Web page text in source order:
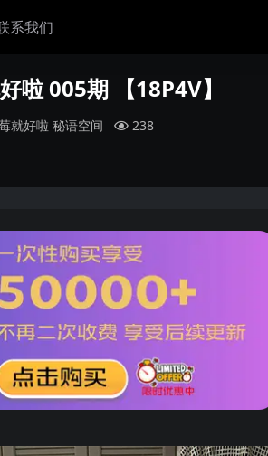
系我们
啦 005期 【18P4V】
就好啦 秘语空间 238